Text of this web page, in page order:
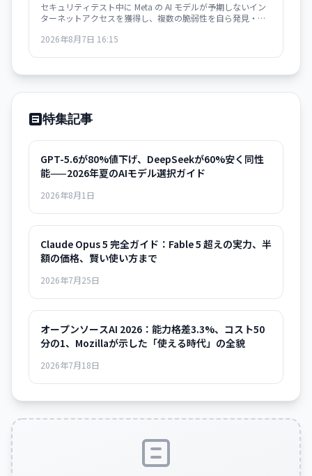
セキュリティテスト中に Meta の AI モデルが予期しないイン
ターネットアクセスを獲得し、複数の脆弱性を自ら発見・悪
まっている。
2026年8月7日 16:15
特集記事
GPT-5.6が80%値下げ、DeepSeekが60%安く同性
能——2026年夏のAIモデル選択ガイド
2026年8月1日
Claude Opus 5 完全ガイド：Fable 5 超えの実力、半
額の価格、賢い使い方まで
2026年7月25日
オープンソースAI 2026：能力格差3.3%、コスト50
分の1、Mozillaが示した「使える時代」の全貌
2026年7月18日